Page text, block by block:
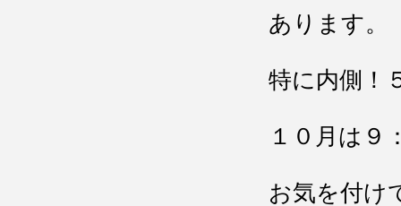
あります。
特に内側！
１０月は９
お気を付け